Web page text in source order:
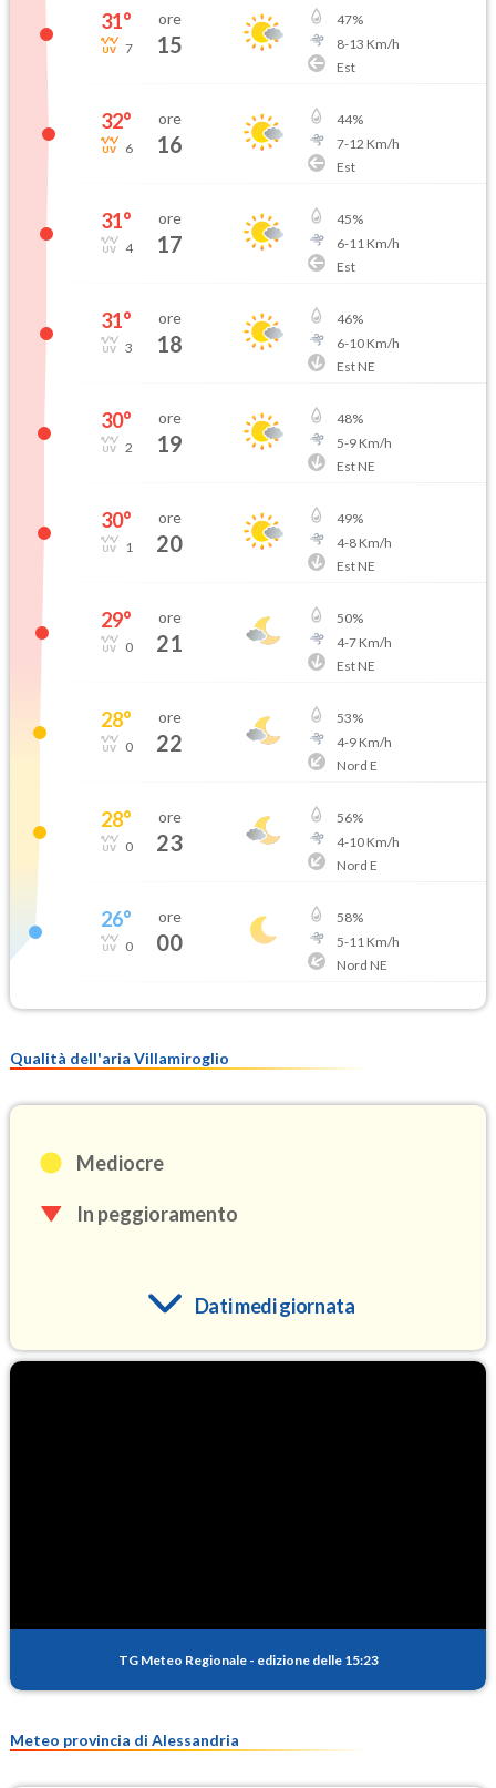
31°
7
ore
15
47%
8-13 Km/h
Est
32°
6
ore
16
44%
7-12 Km/h
Est
31°
4
ore
17
45%
6-11 Km/h
Est
31°
3
ore
18
46%
6-10Km/h
Est NE
30°
2
ore
19
48%
5-9Km/h
Est NE
30°
1
ore
20
49%
4-8Km/h
Est NE
29°
0
ore
21
50%
4-7Km/h
Est NE
28°
0
ore
22
53%
4-9Km/h
Nord E
28°
0
ore
23
56%
4-10Km/h
Nord E
26°
0
ore
00
58%
5-11 Km/h
Nord NE
Qualità dell'aria Villamiroglio
Mediocre
In peggioramento
Dati medi giornata
PM25
TG Meteo Regionale - edizione delle 15:23
Meteo provincia di Alessandria